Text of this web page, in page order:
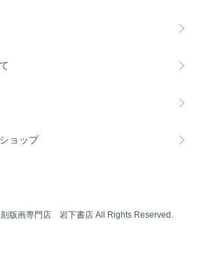
ョップ
版画専門店 岩下書店 All Rights Reserved.